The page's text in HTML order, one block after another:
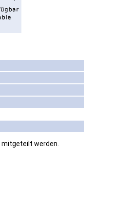
mitgeteilt werden.